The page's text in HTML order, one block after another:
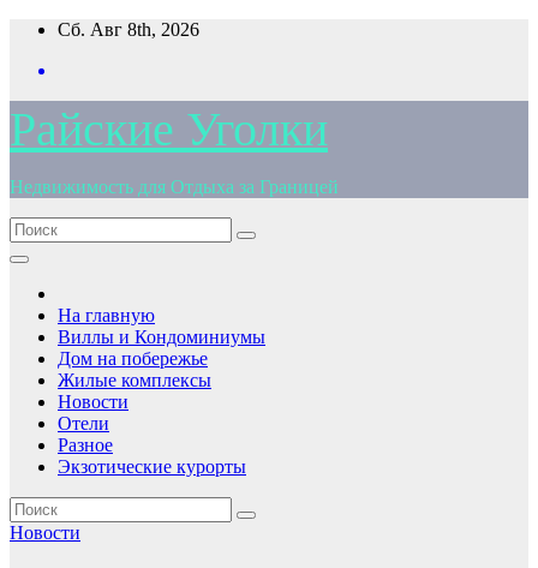
Перейти
содержимому
Сб. Авг 8th, 2026
Райские Уголки
Недвижимость для Отдыха за Границей
На главную
Виллы и Кондоминиумы
Дом на побережье
Жилые комплексы
Новости
Отели
Разное
Экзотические курорты
Новости